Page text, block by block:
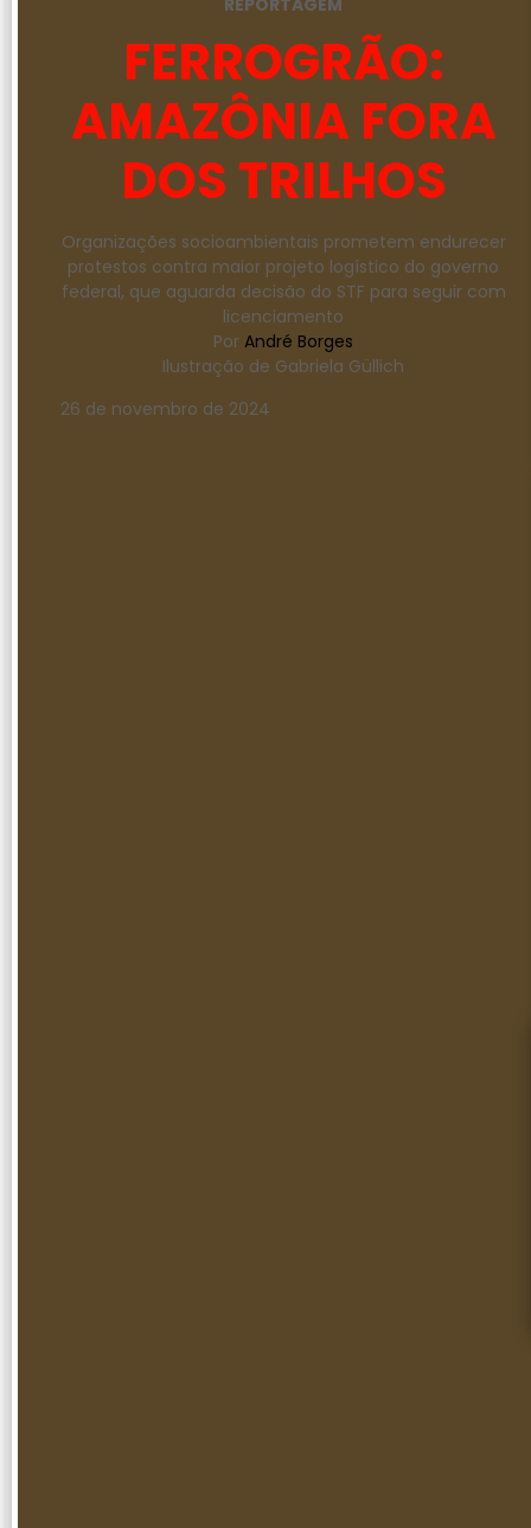
REPORTAGEM
FERROGRÃO:
AMAZÔNIA FORA
DOS TRILHOS
Organizações socioambientais prometem endurecer
protestos contra maior projeto logístico do governo
federal, que aguarda decisão do STF para seguir com
licenciamento
Por André Borges
Ilustração de Gabriela Güllich
26 de novembro de 2024